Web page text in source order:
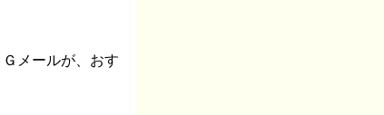
メールが、おす